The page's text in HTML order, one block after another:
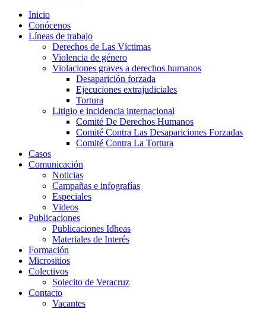
Inicio
Conócenos
Líneas de trabajo
Derechos de Las Víctimas
Violencia de género
Violaciones graves a derechos humanos
Desaparición forzada​
Ejecuciones extrajudiciales
Tortura
Litigio e incidencia internacional
Comité De Derechos Humanos​
Comité Contra Las Desapariciones Forzadas
Comité Contra La Tortura​
Casos
Comunicación
Noticias
Campañas e infografías
Especiales
Videos
Publicaciones
Publicaciones Idheas
Materiales de Interés
Formación
Micrositios
Colectivos
Solecito de Veracruz
Contacto
Vacantes